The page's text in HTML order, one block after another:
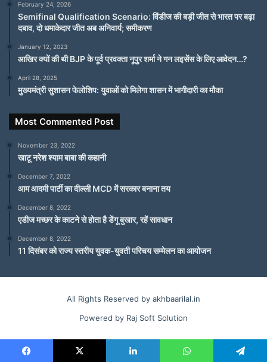
February 24, 2026
Semifinal Qualification Scenario: विंडीज की बड़ी जीत से भारत पर बढ़ा
दबाव, दो धमाकेदार जीत अब अनिवार्य; समीकरण
January 12, 2023
आखिर क्यों की थी BJP के पूर्व प्रवक्ता नूपुर शर्मा ने गन लइसेंस के लिए आवेदन…?
April 28, 2025
मुख्यमंत्री सुशासन फेलोशिप: युवाओं को मिलेगा शासन में भागीदारी का मौका
Most Commented Post
November 23, 2022
खाटू नरेश श्याम बाबा की कहानी
December 7, 2022
आम आदमी पार्टी का दील्ली MCD में सरकार बनाना तय
December 8, 2022
एडीज मच्छर के काटने से होता है डेंगू बुखार, रहें सावधान
December 8, 2022
11 दिसंबर को राज्य स्तरीय युवक-युवती परिचय सम्मेलन का आयोजन
All Rights Reserved by akhbaarilal.in
Powered by Raj Soft Solution